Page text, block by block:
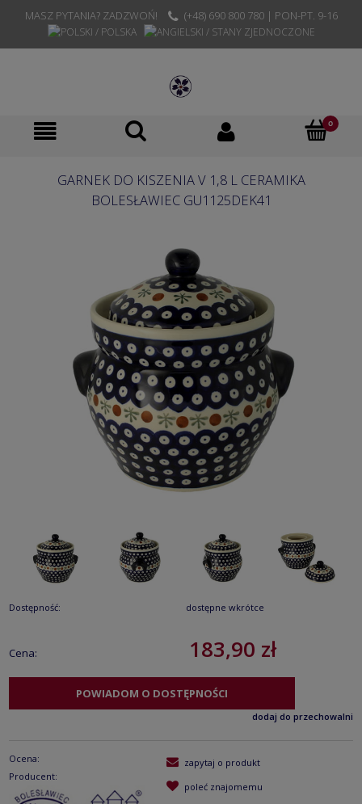
MASZ PYTANIA? ZADZWOŃ! (+48) 690 800 780 | PON-PT. 9-16
GARNEK DO KISZENIA V 1,8 L CERAMIKA
BOLESŁAWIEC GU1125DEK41
Dostępność: dostępne wkrótce
Cena: 183,90 zł
POWIADOM O DOSTĘPNOŚCI
dodaj do przechowalni
Ocena:
Producent:
zapytaj o produkt
poleć znajomemu